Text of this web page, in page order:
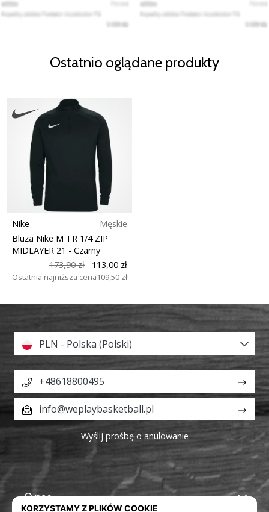
Ostatnio oglądane produkty
Nike
Męskie
Bluza Nike M TR 1/4 ZIP
MIDLAYER 21 - Czarny
173,90 zł
113,00 zł
Ostatnia najniższa cena109,50 zł
O nas
PLN - Polska (Polski)
+48618800495
info@weplaybasketball.pl
Wyślij prośbę o anulowanie